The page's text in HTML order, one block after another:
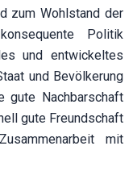
zum Wohlstand der
Politik
und entwickeltes
und Bevölkerung
gute Nachbarschaft
gute Freundschaft
mit